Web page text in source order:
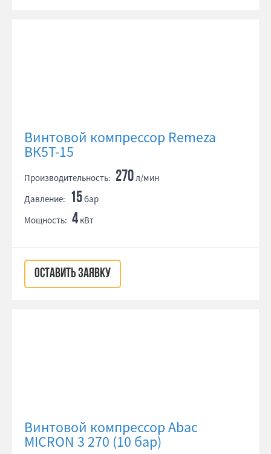
Винтовой компрессор Remeza
ВК5Т-15
Производительность: 270л/мин
Давление: 15бар
Мощность: 4 кВт
ОСТАВИТЬ ЗАЯВКУ
Винтовой компрессор Abac
MICRON 3 270 (10 бар)